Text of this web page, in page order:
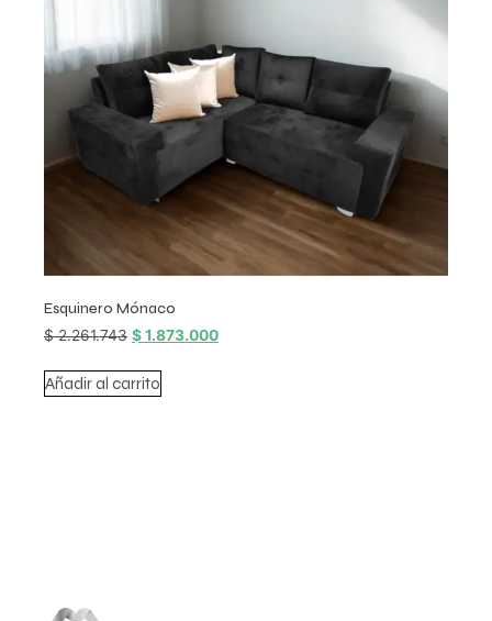
Esquinero Mónaco
$2.261.743 $1.873.000
Añadir al carrito